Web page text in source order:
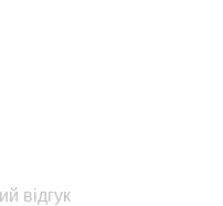
відгук